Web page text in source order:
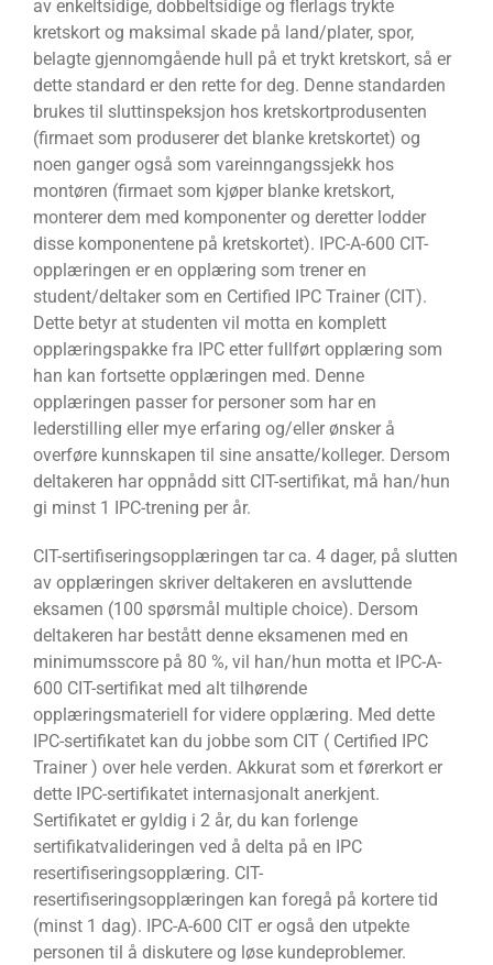
av enkeltsidige, dobbeltsidige og flerlags trykte
kretskort og maksimal skade på land/plater, spor,
belagte gjennomgående hull på et trykt kretskort, så er
dette standard er den rette for deg. Denne standarden
brukes til sluttinspeksjon hos kretskortprodusenten
(firmaet som produserer det blanke kretskortet) og
noen ganger også som vareinngangssjekk hos
montøren (firmaet som kjøper blanke kretskort,
monterer dem med komponenter og deretter lodder
disse komponentene på kretskortet). IPC-A-600 CIT-
opplæringen er en opplæring som trener en
student/deltaker som en Certified IPC Trainer (CIT).
Dette betyr at studenten vil motta en komplett
opplæringspakke fra IPC etter fullført opplæring som
han kan fortsette opplæringen med. Denne
opplæringen passer for personer som har en
lederstilling eller mye erfaring og/eller ønsker å
overføre kunnskapen til sine ansatte/kolleger. Dersom
deltakeren har oppnådd sitt CIT-sertifikat, må han/hun
gi minst 1 IPC-trening per år.
CIT-sertifiseringsopplæringen tar ca. 4 dager, på slutten
av opplæringen skriver deltakeren en avsluttende
eksamen (100 spørsmål multiple choice). Dersom
deltakeren har bestått denne eksamenen med en
minimumsscore på 80 %, vil han/hun motta et IPC-A-
600 CIT-sertifikat med alt tilhørende
opplæringsmateriell for videre opplæring. Med dette
IPC-sertifikatet kan du jobbe som CIT ( Certified IPC
Trainer ) over hele verden. Akkurat som et førerkort er
dette IPC-sertifikatet internasjonalt anerkjent.
Sertifikatet er gyldig i 2 år, du kan forlenge
sertifikatvalideringen ved å delta på en IPC
resertifiseringsopplæring. CIT-
resertifiseringsopplæringen kan foregå på kortere tid
(minst 1 dag). IPC-A-600 CIT er også den utpekte
personen til å diskutere og løse kundeproblemer.